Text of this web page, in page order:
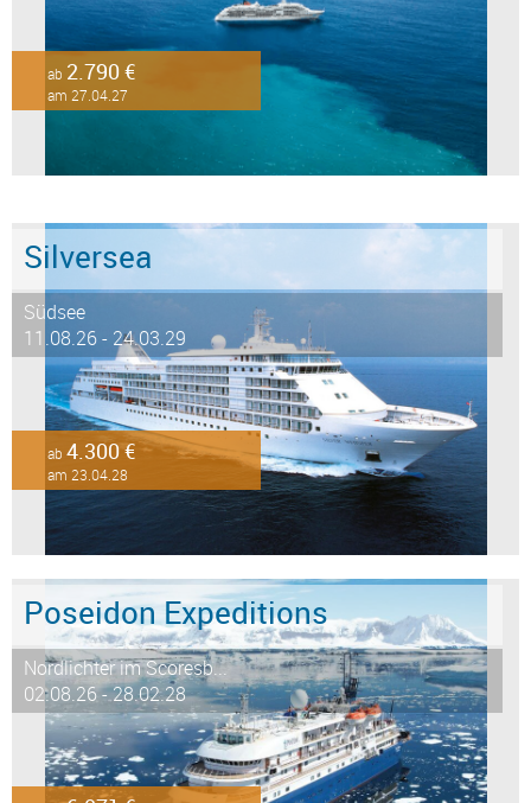
ab 2.790 €
am 27.04.27
Silversea
Südsee
11.08.26 - 24.03.29
ab 4.300 €
am 23.04.28
Poseidon Expeditions
Nordlichter im Scoresb...
02.08.26 - 28.02.28